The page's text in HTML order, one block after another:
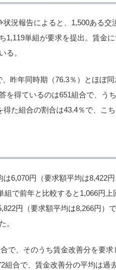
況報告によると、1,500ある交
1,119単組が要求を提出。賃金に
る。
昨年同時期（76.3％）とほぼ同
を得ているのは651組合で、う
た組合の割合は43.4％で、こ
6,070円（要求額平均は8,422円
で前年と比較すると1,066円上
円（要求額平均は8,266円）
。
で、そのうち賃金改善分を要求
組合で、賃金改善分の平均は過